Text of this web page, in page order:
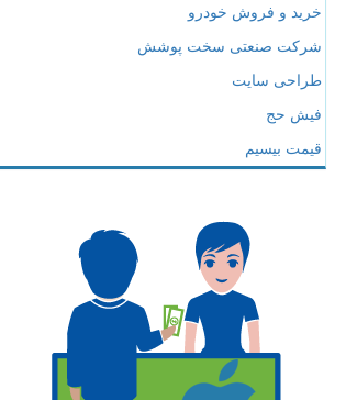
خرید و فروش خودرو
شرکت صنعتی سخت پوشش
طراحی سایت
فیش حج
قیمت بیسیم